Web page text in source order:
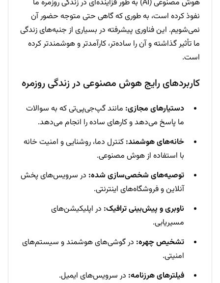
هوش مصنوعی (AI) به طور فزاینده‌ای در زندگی روزمره ما
نفوذ کرده است، به طوری که گاهی حتی متوجه حضور آن
نمی‌شویم. این فناوری پیشرفته در بسیاری از جنبه‌های زندگی
ما تأثیر گذاشته و آن را ساده‌تر، کارآمدتر و هوشمندتر کرده
است.
کاربردهای رایج هوش مصنوعی در زندگی روزمره
دستیارهای مجازی: مانند گپ‌جی‌پی‌تی که به سوالات
ما پاسخ می‌دهد و کارهای ساده را انجام می‌دهد.
خانه‌های هوشمند: کنترل دما، روشنایی و امنیت خانه
با استفاده از هوش مصنوعی.
توصیه‌های شخصی‌سازی شده: در سرویس‌های پخش
آنلاین و فروشگاه‌های اینترنتی.
ناوبری و پیش‌بینی ترافیک: در اپلیکیشن‌های
مسیریابی.
تشخیص چهره: در گوشی‌های هوشمند و سیستم‌های
امنیتی.
فیلترهای هرزنامه: در سرویس‌های ایمیل.